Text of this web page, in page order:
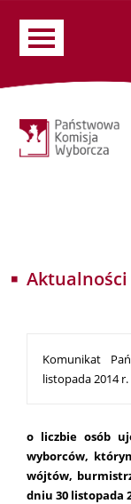
Aktualności
Komunikat
listopada 2014 r.
o liczbie osób
wyborców,
wójtów,
dniu 30 listopada